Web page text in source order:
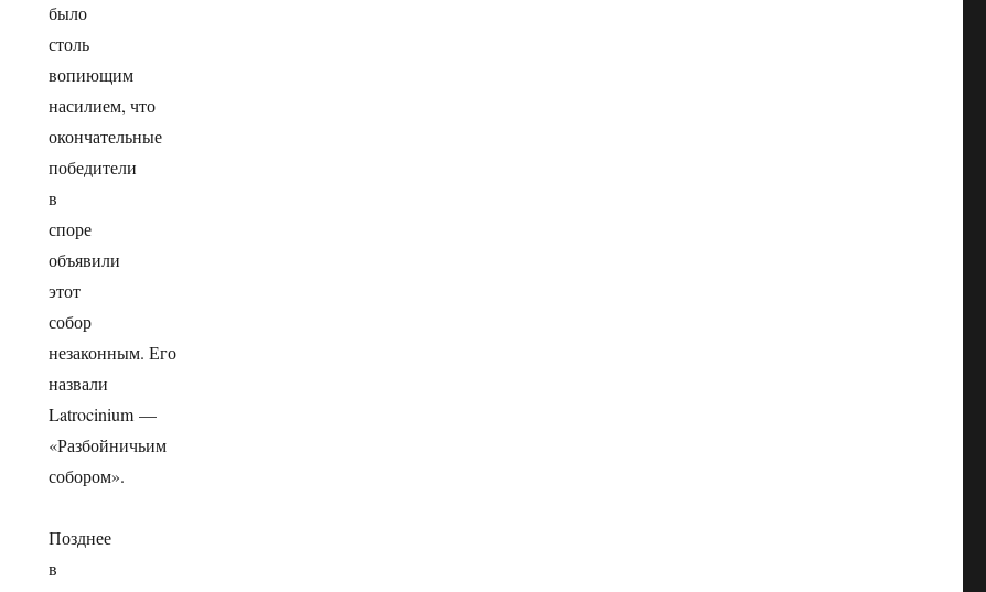
было
столь
вопиющим
насилием, что
окончательные
победители
в
споре
объявили
этот
собор
незаконным. Его
назвали
Latrocinium —
«Разбойничьим
собором».
Позднее
в